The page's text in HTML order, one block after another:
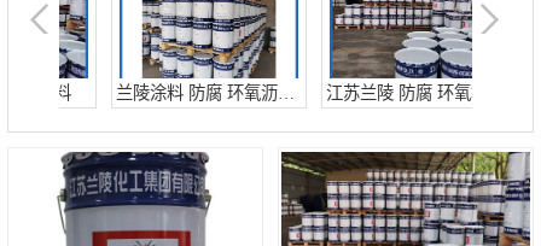
兰陵涂料 防腐 环氧沥青防腐涂料 江苏兰陵 防腐 环氧地坪涂料